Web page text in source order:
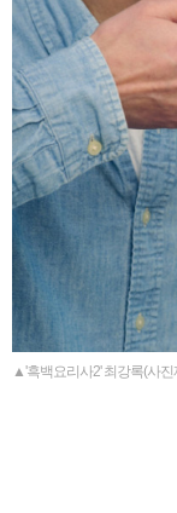
▲'흑백요리사2' 최강록(사